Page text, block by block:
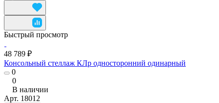
Быстрый просмотр
48 789 ₽
Консольный стеллаж КЛр односторонний одинарный
0
0
В наличии
Арт. 18012